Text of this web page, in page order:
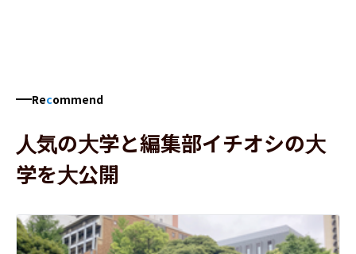
Recommend
人気の大学と編集部イチオシの大
学を大公開